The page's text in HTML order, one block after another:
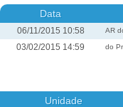
Data
06/11/2015 10:58 AR
03/02/2015 14:59 do
Unidade